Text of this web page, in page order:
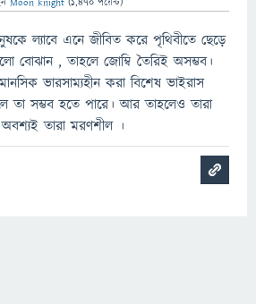
ল্যাবে এনে জীবিত করে পৃথিবীতে ছেড়ে
বোঝান , তাহলে জোম্বি তৈরিই অসম্ভব।
ভারসাম্যহীন করা বিশেষ ভাইরাস
তা সম্ভব হতে পারে। আর তাহলেও তারা
অবশ্যই তারা মরণশীল ।